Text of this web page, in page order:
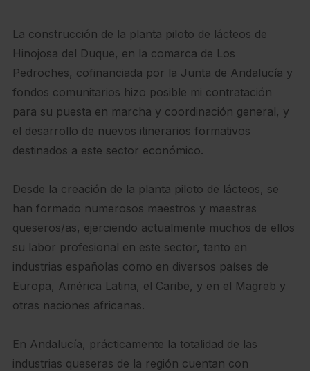
La construcción de la planta piloto de lácteos de
Hinojosa del Duque, en la comarca de Los
Pedroches, cofinanciada por la Junta de Andalucía y
fondos comunitarios hizo posible mi contratación
para su puesta en marcha y coordinación general, y
el desarrollo de nuevos itinerarios formativos
destinados a este sector económico.
Desde la creación de la planta piloto de lácteos, se
han formado numerosos maestros y maestras
queseros/as, ejerciendo actualmente muchos de ellos
su labor profesional en este sector, tanto en
industrias españolas como en diversos países de
Europa, América Latina, el Caribe, y en el Magreb y
otras naciones africanas.
En Andalucía, prácticamente la totalidad de las
industrias queseras de la región cuentan con